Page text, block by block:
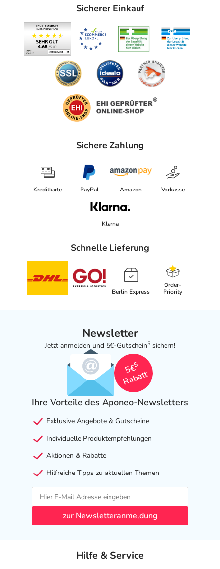
Sicherer Einkauf
Sichere Zahlung
Kreditkarte PayPal Amazon Vorkasse
Klarna
Schnelle Lieferung
Berlin Express
Order-
Priority
Newsletter
Jetzt anmelden und 5€-Gutschein5 sichern!
5€
5
Rabatt
Ihre Vorteile des Aponeo-Newsletters
Exklusive Angebote & Gutscheine
Individuelle Produktempfehlungen
Aktionen & Rabatte
Hilfreiche Tipps zu aktuellen Themen
zur Newsletteranmeldung
Hilfe & Service